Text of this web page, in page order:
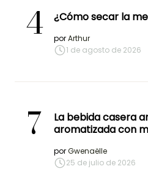
4 ¿Cómo secar la
porArthur
1 de agosto de 2026
7
La bebida casera
aromatizada con
porGwenaëlle
25 de julio de 2026